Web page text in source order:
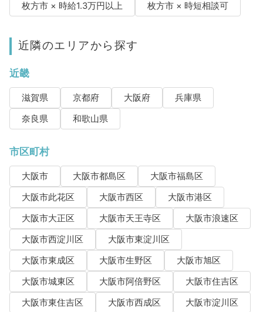
枚方市 × 時給1.3万円以上
枚方市 × 時短相談可
近隣のエリアから探す
近畿
滋賀県 京都府 大阪府
兵庫県
奈良県
和歌山県
市区町村
大阪市 大阪市都島区
大阪市福島区
大阪市此花区
大阪市西区
大阪市港区
大阪市大正区
大阪市天王寺区
大阪市浪速区
大阪市西淀川区
大阪市東淀川区
大阪市東成区
大阪市生野区
大阪市旭区
大阪市城東区
大阪市阿倍野区
大阪市住吉区
大阪市東住吉区
大阪市西成区
大阪市淀川区